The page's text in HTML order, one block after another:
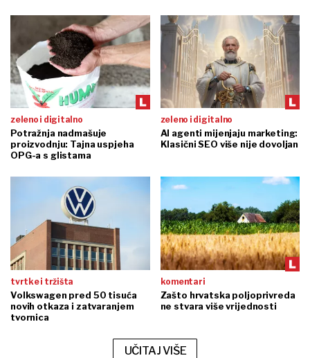
zeleno i digitalno
Potražnja nadmašuje
proizvodnju: Tajna uspjeha
OPG-a s glistama
zeleno i digitalno
AI agenti mijenjaju marketing:
Klasični SEO više nije dovoljan
tvrtke i tržišta
Volkswagen pred 50 tisuća
novih otkaza i zatvaranjem
tvornica
komentari
Zašto hrvatska poljoprivreda
ne stvara više vrijednosti
UČITAJ VIŠE